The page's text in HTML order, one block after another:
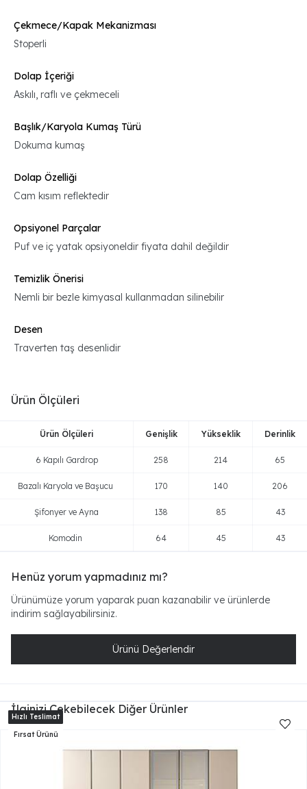
Çekmece/Kapak Mekanizması
Stoperli
Dolap İçeriği
Askılı, raflı ve çekmeceli
Başlık/Karyola Kumaş Türü
Dokuma kumaş
Dolap Özelliği
Cam kısım reflektedir
Opsiyonel Parçalar
Puf ve iç yatak opsiyoneldir fiyata dahil değildir
Temizlik Önerisi
Nemli bir bezle kimyasal kullanmadan silinebilir
Desen
Traverten taş desenlidir
Ürün Ölçüleri
Ürün Ölçüleri Genişlik Yükseklik Derinlik
6 Kapılı Gardrop 258 214 65
Bazalı Karyola ve Başucu 170 140 206
Şifonyer ve Ayna 138 85 43
Komodin 64 45 43
Henüz yorum yapmadınız mı?
Ürünümüze yorum yaparak puan kazanabilir ve ürünlerde
indirim sağlayabilirsiniz.
Ürünü Değerlendir
İlginizi Çekebilecek Diğer Ürünler